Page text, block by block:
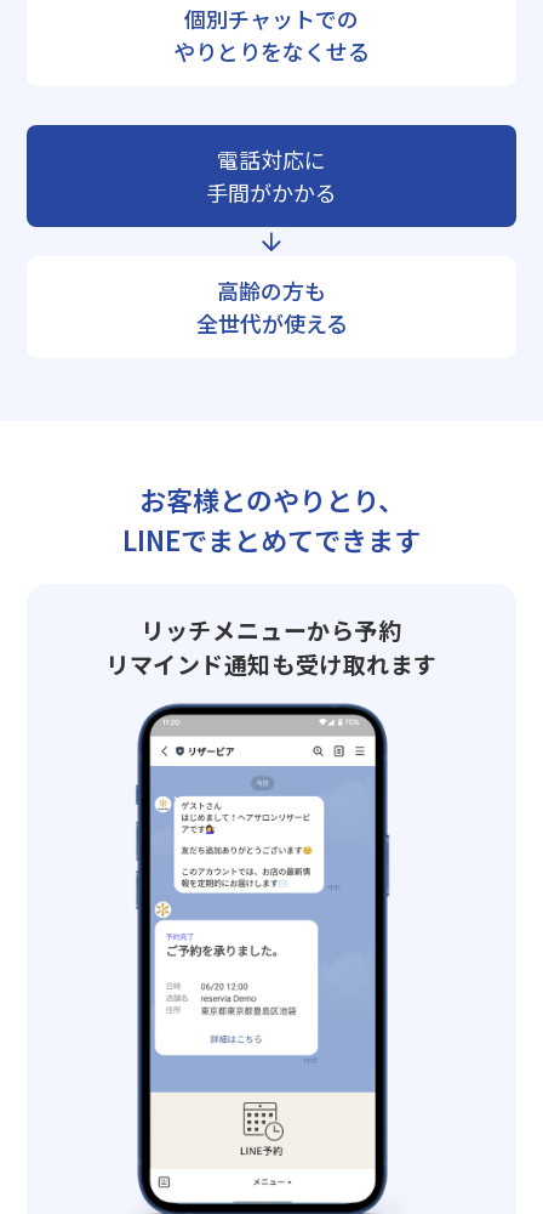
個別チャットでの
やりとりをなくせる
電話対応に
手間がかかる
高齢の方も
全世代が使える
お客様とのやりとり、
LINEでまとめてできます
リッチメニューから予約
リマインド通知も受け取れます